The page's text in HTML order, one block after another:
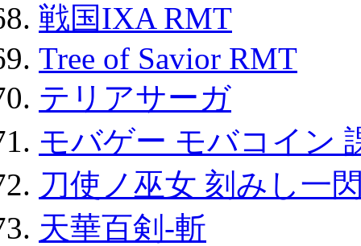
戦国IXA RMT
Tree of Savior RMT
テリアサーガ
モバゲー モバコイン
刀使ノ巫女 刻みし一
天華百剣-斬